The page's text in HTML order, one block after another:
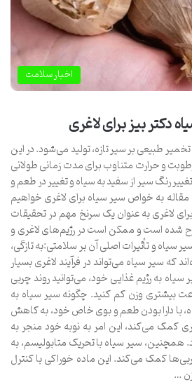
اخبار سلامت
بیز برای لاغری
طبیعی بر سیر تازه، تولید می‌شود. در این
رطوبت و حرارت متناوب برای مدت زمانی طولانی
رنگ سیر از سفید به سیاه و تغییر در طعم و
به خواص سیر سیاه برای لاغری خواهیم
لاغری به عنوان یک سرنخ مهم در تحقیقات
شده است و ممکن است در رژیم‌های لاغری و
سیاه و تأثیرات اصلی آن بر سلامتی:به تازگی،
که سیر سیاه می‌تواند در فرآیند لاغری بسیار
به رژیم غذایی خود، می‌توانید روند چربی
بیشتری وزن کم کنید. چگونه سیر سیاه به
با دارا بودن طعم و بوی خاص خود، به کاهش
کمک می‌کند، این امر به نوبه خود منجر به
سیر سیاه با تحریک متابولیسم، به
کمک می‌کند. این ماده خوراکی با کنترل
…